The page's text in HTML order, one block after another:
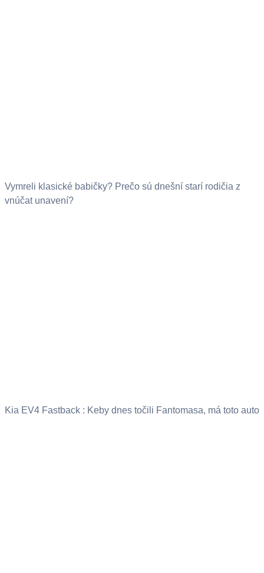
Vymreli klasické babičky? Prečo sú dnešní starí rodičia z
vnúčat unavení?
Kia EV4 Fastback : Keby dnes točili Fantomasa, má toto auto